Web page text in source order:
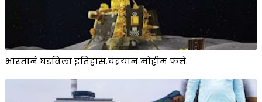
भारताने घडविला इतिहास.चंद्रयान मोहीम फत्ते.